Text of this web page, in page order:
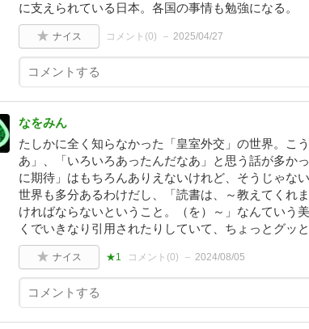
に支えられている日本。各国の事情も勉強になる。
ナイス コメント(0) 2025/04/27
なをみん
たしかに全く知らなかった「皇室外交」の世界。こ
あ」、「いろいろあったんだなあ」と思う話が多か
に期待」はもちろんありえないけれど、そうじゃな
世界も多分あるわけだし、「読書は、～教えてくれ
ければならないということ。（を）～」なんていう
くでいきなり引用されたりしていて、ちょっとグッ
ナイス ★1 コメント(0) 2024/08/05